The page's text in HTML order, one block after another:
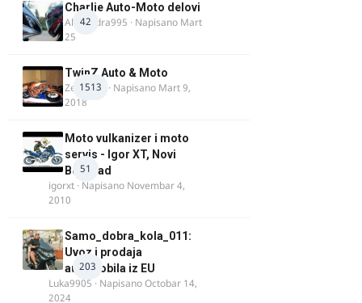
42
Charlie Auto-Moto delovi
Alexandra995 · Napisano Mart
25
1513
TwinZ Auto & Moto
Zeljkamp · Napisano Mart 9,
2018
51
Moto vulkanizer i moto
servis - Igor XT, Novi
Beograd
igorxt · Napisano Novembar 4,
2010
203
Samo_dobra_kola_011:
Uvoz i prodaja
automobila iz EU
Luka9905 · NapisanoOctobar 14,
2024